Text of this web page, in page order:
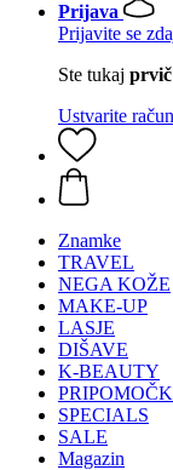
Prijava
Prijavite se
Ste tukaj
Ustvarite račun
Znamke
TRAVEL
NEGA KOŽE
MAKE-UP
LASJE
DIŠAVE
K-BEAUTY
SPECIALS
SALE
Magazin